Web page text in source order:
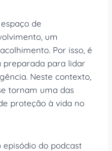
de
um
Por isso, é
preparada para lidar
Neste contexto,
tornam uma das
proteção à vida no
episódio do podcast